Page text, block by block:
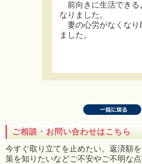
前向きに生活できる
なりました。
妻の心労がなくなり
ました。
ご相談・お問い合わせはこちら
今すぐ取り立てを止めたい。返済額
策を知りたいなどご不安やご不明な点